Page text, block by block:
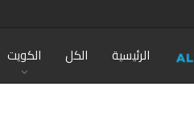
الرئيسية الكل الكويت